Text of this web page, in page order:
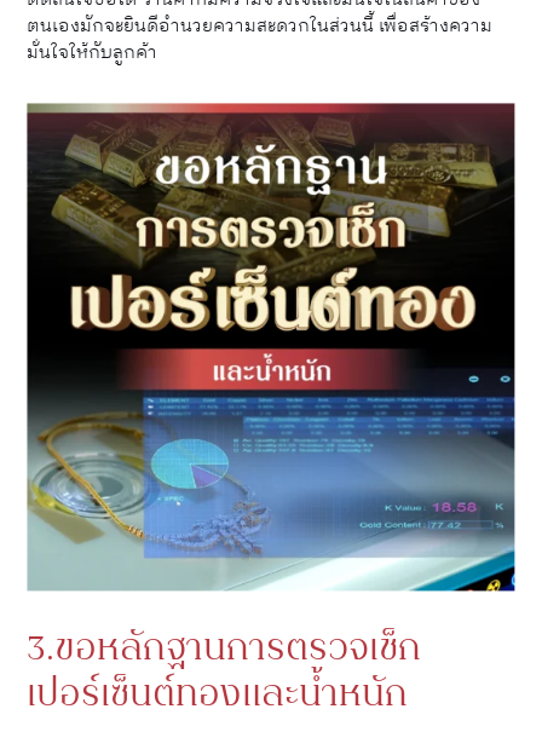
ตนเองมักจะยินดีอำนวยความสะดวกในส่วนนี้ เพื่อสร้างความ
มั่นใจให้กับลูกค้า
3.ขอหลักฐานการตรวจเช็ก
เปอร์เซ็นต์ทองและน้ำหนัก